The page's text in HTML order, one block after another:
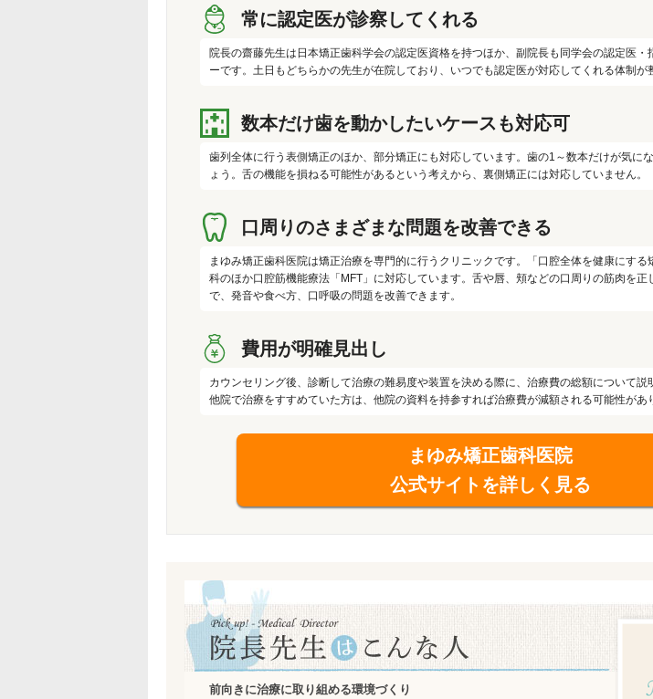
常に認定医が診察してくれる
院長の齋藤先生は日本矯正歯科学会の認定医資格を持つほか、副院長も同学会の認定医・
ーです。土日もどちらかの先生が在院しており、いつでも認定医が対応してくれる体制が
数本だけ歯を動かしたいケースも対応可
歯列全体に行う表側矯正のほか、部分矯正にも対応しています。歯の1～数本だけが気に
ょう。舌の機能を損ねる可能性があるという考えから、裏側矯正には対応していません。
口周りのさまざまな問題を改善できる
まゆみ矯正歯科医院は矯正治療を専門的に行うクリニックです。「口腔全体を健康にする
科のほか口腔筋機能療法「MFT」に対応しています。舌や唇、頬などの口周りの筋肉を正
で、発音や食べ方、口呼吸の問題を改善できます。
費用が明確見出し
カウンセリング後、診断して治療の難易度や装置を決める際に、治療費の総額について説
他院で治療をすすめていた方は、他院の資料を持参すれば治療費が減額される可能性があ
まゆみ矯正歯科医院
公式サイトを詳しく見る
前向きに治療に取り組める環境づくり